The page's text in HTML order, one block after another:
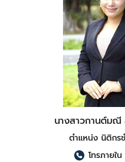
นางสาวกานต์มณี
ตำแหน่ง นิติกร
โทรภายใ